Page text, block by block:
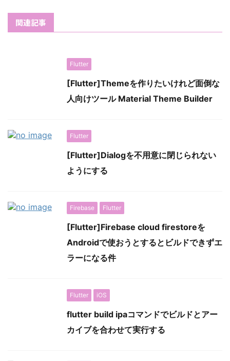
関連記事
Flutter
[Flutter]Themeを作りたいけれど面倒な
人向けツール Material Theme Builder
Flutter
[Flutter]Dialogを不用意に閉じられない
ようにする
Firebase Flutter
[Flutter]Firebase cloud firestoreを
Androidで使おうとするとビルドできずエ
ラーになる件
Flutter iOS
flutter build ipaコマンドでビルドとアー
カイブを合わせて実行する